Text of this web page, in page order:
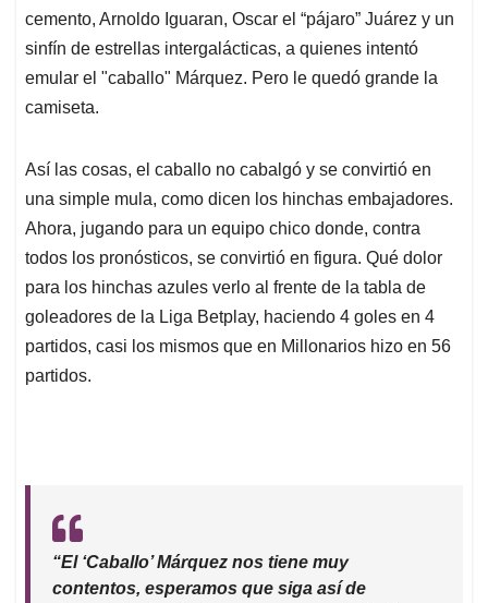
cemento, Arnoldo Iguaran, Oscar el “pájaro” Juárez y un
sinfín de estrellas intergalácticas, a quienes intentó
emular el "caballo" Márquez. Pero le quedó grande la
camiseta.
Así las cosas, el caballo no cabalgó y se convirtió en
una simple mula, como dicen los hinchas embajadores.
Ahora, jugando para un equipo chico donde, contra
todos los pronósticos, se convirtió en figura. Qué dolor
para los hinchas azules verlo al frente de la tabla de
goleadores de la Liga Betplay, haciendo 4 goles en 4
partidos, casi los mismos que en Millonarios hizo en 56
partidos.
“El ‘Caballo’ Márquez nos tiene muy
contentos, esperamos que siga así de